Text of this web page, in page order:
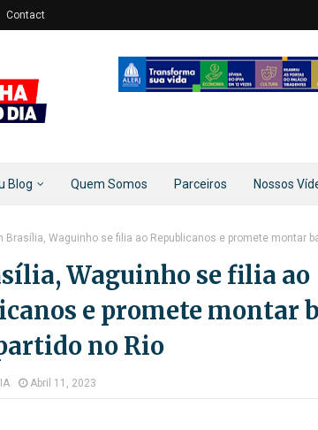
Contact
Blog Quem Somos Parceiros Nossos
Brasília, Waguinho se filia ao Republicanos e promete montar
Waguinho se filia ao
e promete montar
no Rio
Abril 11, 2023